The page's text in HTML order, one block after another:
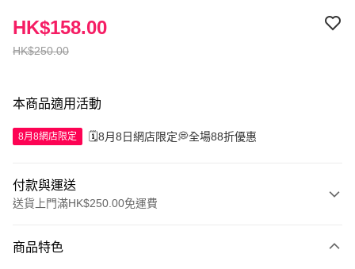
HK$250.00
HK$158.00
本商品適用活動
8月8網店限定 🗓️8月8日網店限定💭全場88折優惠
付款與運送
送貨上門滿HK$250.00免運費
信用卡
商品特色